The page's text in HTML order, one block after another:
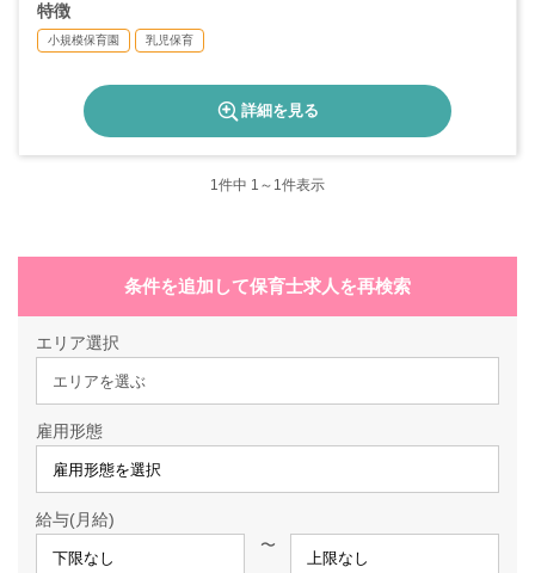
特徴
小規模保育園 乳児保育
詳細を見る
1件中 1～1件表示
条件を追加して保育士求人を再検索
エリア選択
エリアを選ぶ
雇用形態
給与(月給)
〜